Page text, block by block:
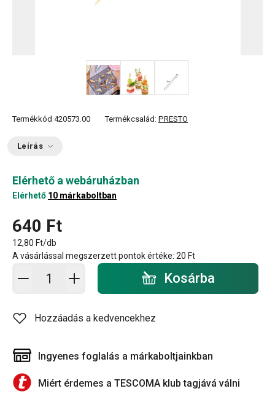
Termékkód 420573.00 Termékcsalád: PRESTO
Leírás
Elérhető a webáruházban
Elérhető 10 márkaboltban
640 Ft
12,80 Ft/db
A vásárlással megszerzett pontok értéke: 20 Ft
Kosárba - mennyiség Kosárba
Hozzáadás a kedvencekhez
Ingyenes foglalás a márkaboltjainkban
Miért érdemes a TESCOMA klub tagjává válni